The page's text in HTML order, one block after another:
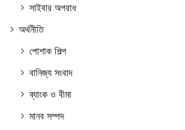
সাইবার অপরাধ
অর্থনীতি
পোশাক শিল্প
বানিজ্য সংবাদ
ব্যাংক ও বীমা
মানব সম্পদ